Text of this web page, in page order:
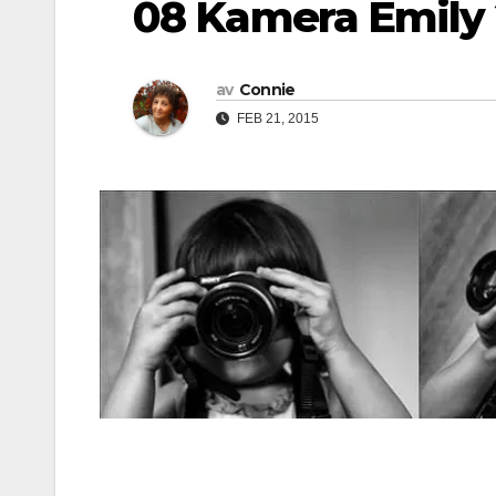
08 Kamera Emily
av Connie
FEB 21, 2015